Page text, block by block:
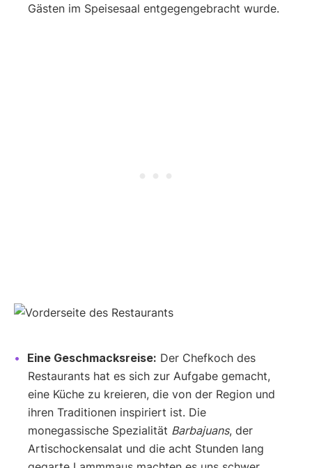
Gästen im Speisesaal entgegengebracht wurde.
Eine Geschmacksreise: Der Chefkoch des
Restaurants hat es sich zur Aufgabe gemacht,
eine Küche zu kreieren, die von der Region und
ihren Traditionen inspiriert ist. Die
monegassische Spezialität Barbajuans, der
Artischockensalat und die acht Stunden lang